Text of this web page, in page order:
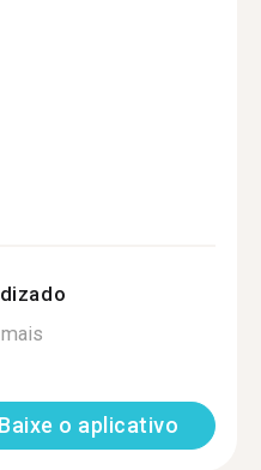
Baixe o aplicativo